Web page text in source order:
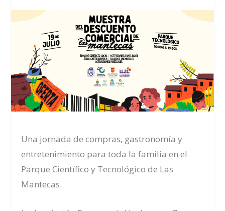
Una jornada de compras, gastronomía y
entretenimiento para toda la familia en el
Parque Científico y Tecnológico de Las
Mantecas.